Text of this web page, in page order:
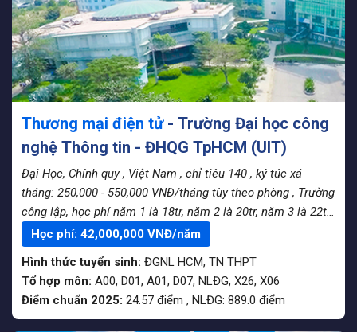
Thương mại điện tử - Trường Đại học công
nghệ Thông tin - ĐHQG TpHCM (UIT)
Đại Học, Chính quy , Việt Nam , chỉ tiêu 140 , ký túc xá
tháng: 250,000 - 550,000 VNĐ/tháng tùy theo phòng , Trường
công lập, học phí năm 1 là 18tr, năm 2 là 20tr, năm 3 là 22tr,
năm 4 là 24tr
Học phí: 42,000,000 VNĐ/năm
Hình thức tuyển sinh: ĐGNL HCM, TN THPT
Tổ hợp môn: A00, D01, A01, D07, NLĐG, X26, X06
Điểm chuẩn 2025: 24.57 điểm , NLĐG: 889.0 điểm